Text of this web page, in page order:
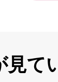
見て